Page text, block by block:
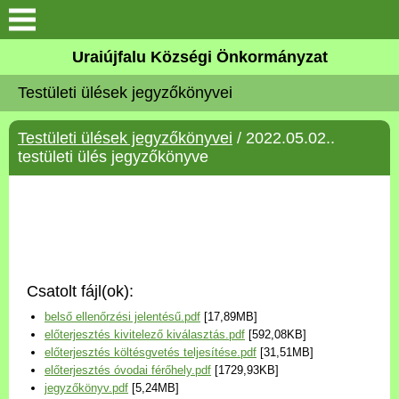
Köszöntő
Elérhetőségek
Uraiújfalu
Választási információk
Versenyképes Járások
Program
Uraiújfalu Községi Önkormányzat
Testületi ülések jegyzőkönyvei
Testületi ülések jegyzőkönyvei / 2022.05.02..
testületi ülés jegyzőkönyve
Csatolt fájl(ok):
belső ellenőrzési jelentésű.pdf [17,89MB]
előterjesztés kivitelező kiválasztás.pdf [592,08KB]
előterjesztés költésgvetés teljesítése.pdf [31,51MB]
előterjesztés óvodai férőhely.pdf [1729,93KB]
jegyzőkönyv.pdf [5,24MB]